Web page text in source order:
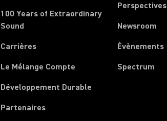
100 Years of Extraordinary
Sound
Carrières
Le Mélange Compte
Développement Durable
Partenaires
Perspectives
Newsroom
Évènements
Spectrum